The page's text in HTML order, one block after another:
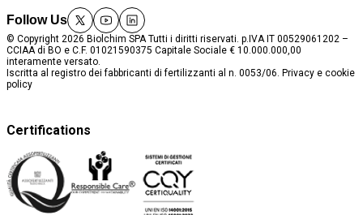
Follow Us
twitteryoutube
linkedin
© Copyright 2026 Biolchim SPA Tutti i diritti riservati. p.IVA IT 00529061202 –
CCIAA di BO e C.F. 01021590375 Capitale Sociale € 10.000.000,00
interamente versato.
Iscritta al registro dei fabbricanti di fertilizzanti al n. 0053/06. Privacy e cookie
policy
Certifications